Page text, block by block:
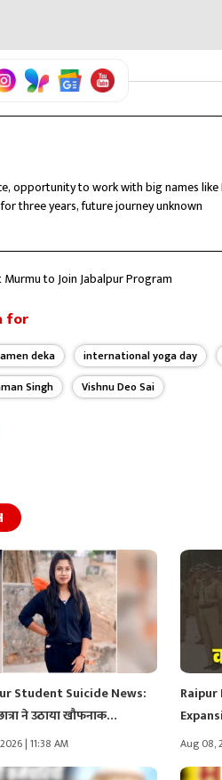
योग करेंगी।
डिग्रियां प्रदान करेंगी।
opportunity to work with big names like
three years, future journey unknown
to Join Jabalpur Program
for
deka international yoga day
Singh Vishnu Deo Sai
Student Suicide News:
ने उठाया खौफनाक…
| 11:38 AM
खरोरा
Aug 08,